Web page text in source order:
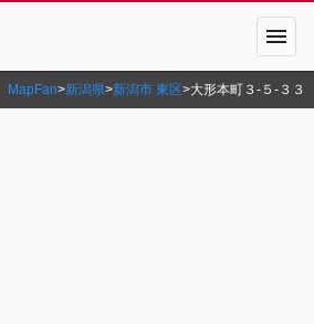
menu
MapFan>新潟県>新潟市 東区>大形本町３‐５‐３３